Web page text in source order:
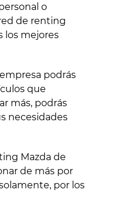
o
de renting
los mejores
podrás
que
más, podrás
necesidades
Mazda de
de más por
por los